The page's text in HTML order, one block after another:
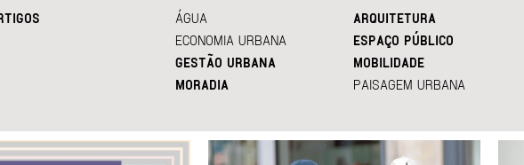
ÁGUA
ARQUITETURA
ECONOMIA URBANA
ESPAÇO PÚBLICO
GESTÃO URBANA
MOBILIDADE
MORADIA
PAISAGEM URBANA